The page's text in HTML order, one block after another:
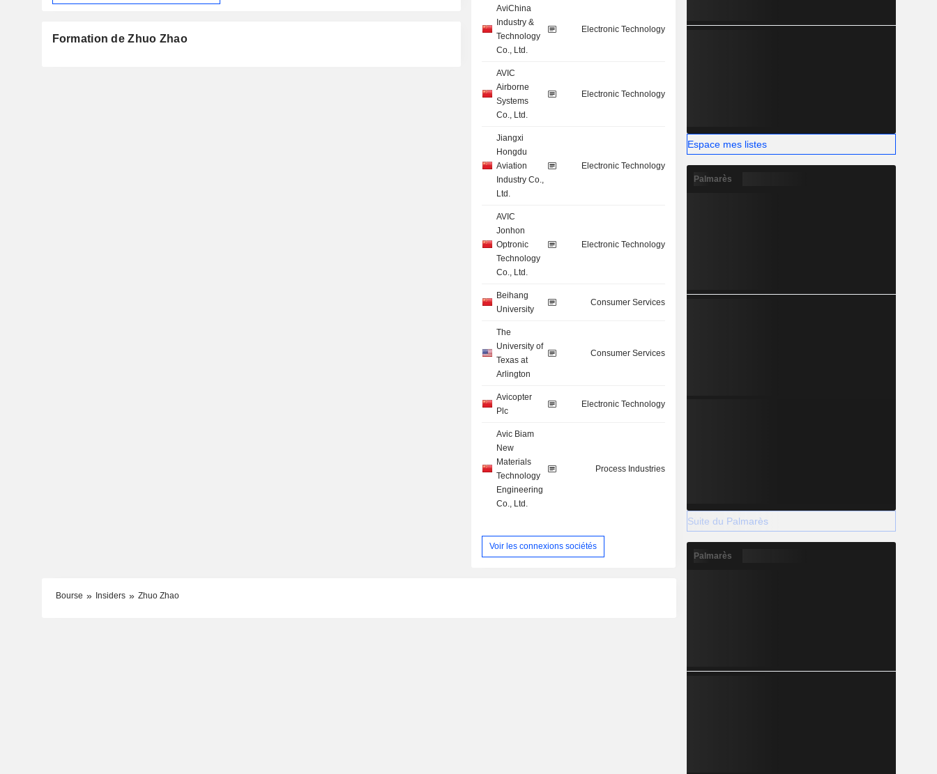
Formation de Zhuo Zhao
AviChina
Industry &
Technology
Co., Ltd.
Electronic Technology
AVIC
Airborne
Systems
Co., Ltd.
Electronic Technology
Jiangxi
Hongdu
Aviation
Industry Co.,
Ltd.
Electronic Technology
AVIC
Jonhon
Optronic
Technology
Co., Ltd.
Electronic Technology
Beihang
University
Consumer Services
The
University of
Texas at
Arlington
Consumer Services
Avicopter
Plc
Electronic Technology
Avic Biam
New
Materials
Technology
Engineering
Co., Ltd.
Process Industries
Voir les connexions sociétés
Bourse Insiders Zhuo Zhao
Espace mes listes
Palmarès
Suite du Palmarès
Palmarès